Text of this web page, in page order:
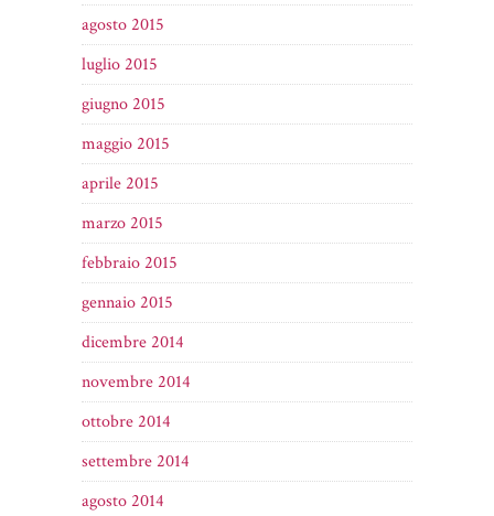
agosto 2015
luglio 2015
giugno 2015
maggio 2015
aprile 2015
marzo 2015
febbraio 2015
gennaio 2015
dicembre 2014
novembre 2014
ottobre 2014
settembre 2014
agosto 2014